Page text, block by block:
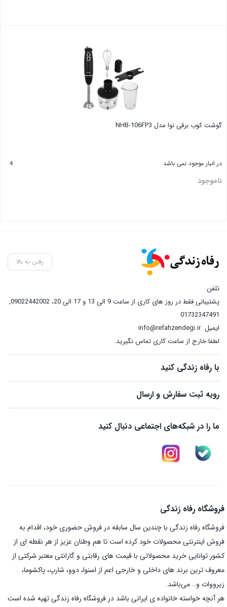
گوشت کوب برقی نوا مدل NHB-106FP3
در انبار موجود نمی باشد 4
ناموجود
رفتن به بالا
تلفن
پشتیبانی فقط در روز های کاری از ساعت 9 الی 13 و 17 الی 20، 09022442002
,
01732347491
ایمیلinfo@refahzendegi.ir
لطفا خارج از ساعت کاری تماس نگیرید.
با رفاه زندگی کنید
رویه ثبت سفارش و ارسال
ما را در شبکه‌های اجتماعی دنبال کنید
فروشگاه رفاه زندگی
فروشگاه رفاه زندگی با چندین سال سابقه در فروش حضوری خود، اقدام به
فروش اینترنتی محصولات خود کرده است تا هم وطنان عزیز از هر نقطه ای از
کشور توانایی خرید محصولاتی با قیمت های رقابتی و گارانتی معتبر شرکتی از
معروف ترین برند های داخلی و خارجی اعم از اسنوا، دوو، شارپ، پاکشوما،
زیرووات و.. می‌باشد.
هر آنچه خواسته خانواده ی ایرانی باشد در فروشگاه رفاه زندگی تهیه شده است